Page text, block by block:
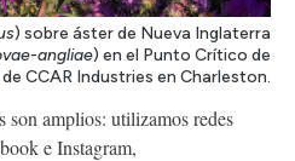
) sobre áster de Nueva Inglaterra
angliae) en el Punto Crítico de
CCAR Industries en Charleston.
son amplios: utilizamos redes
e Instagram,